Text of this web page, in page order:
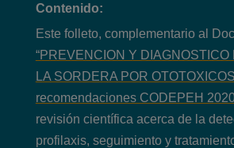
Contenido:
Este folleto, complementario al
“PREVENCION Y DIAGNOSTICO
LA SORDERA POR
recomendaciones CODEPEH
revisión científica acerca de la
profilaxis, seguimiento y